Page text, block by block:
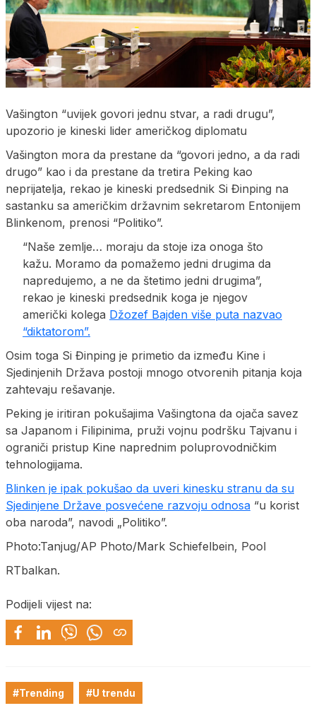
Vašington “uvijek govori jednu stvar, a radi drugu”,
upozorio je kineski lider američkog diplomatu
Vašington mora da prestane da “govori jedno, a da radi
drugo” kao i da prestane da tretira Peking kao
neprijatelja, rekao je kineski predsednik Si Đinping na
sastanku sa američkim državnim sekretarom Entonijem
Blinkenom, prenosi “Politiko”.
“Naše zemlje… moraju da stoje iza onoga što
kažu. Moramo da pomažemo jedni drugima da
napredujemo, a ne da štetimo jedni drugima”,
rekao je kineski predsednik koga je njegov
američki kolega Džozef Bajden više puta nazvao
“diktatorom”.
Osim toga Si Đinping je primetio da između Kine i
Sjedinjenih Država postoji mnogo otvorenih pitanja koja
zahtevaju rešavanje.
Peking je iritiran pokušajima Vašingtona da ojača savez
sa Japanom i Filipinima, pruži vojnu podršku Tajvanu i
ograniči pristup Kine naprednim poluprovodničkim
tehnologijama.
Blinken je ipak pokušao da uveri kinesku stranu da su
Sjedinjene Države posvećene razvoju odnosa “u korist
oba naroda”, navodi „Politiko”.
Photo:Tanjug/AP Photo/Mark Schiefelbein, Pool
RTbalkan.
Podijeli vijest na:
#Trending #U trendu